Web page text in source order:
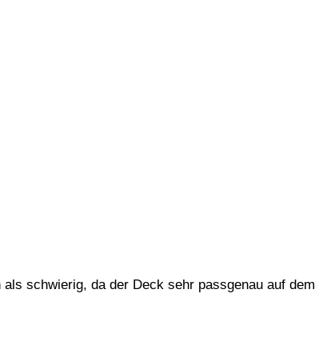
schwierig, da der Deck sehr passgenau auf dem